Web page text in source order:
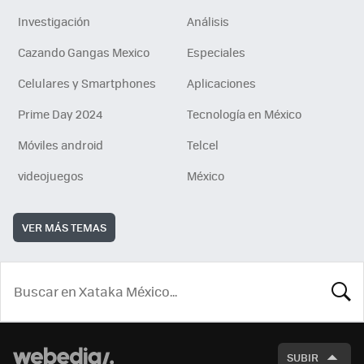
Investigación
Análisis
Cazando Gangas Mexico
Especiales
Celulares y Smartphones
Aplicaciones
Prime Day 2024
Tecnología en México
Móviles android
Telcel
videojuegos
México
VER MÁS TEMAS
SUBIR